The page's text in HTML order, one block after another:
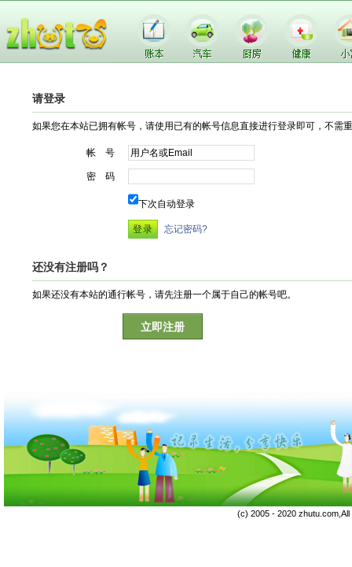
请登录
如果您在本站已拥有帐号，请使用已有的帐号信息直接进行登录即可，不需
帐 号
密 码
下次自动登录
忘记密码?
还没有注册吗？
如果还没有本站的通行帐号，请先注册一个属于自己的帐号吧。
立即注册
(c) 2005 - 2020